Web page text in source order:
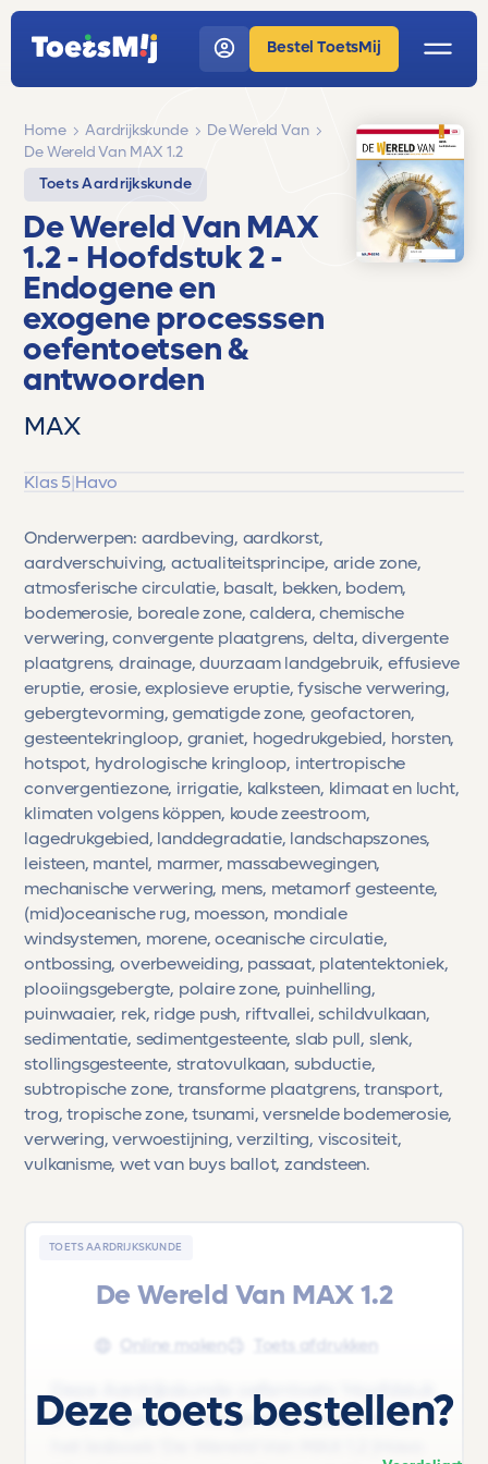
Bestel ToetsMij
Home Aardrijkskunde
De Wereld Van
De Wereld Van MAX 1.2
Toets Aardrijkskunde
De Wereld Van MAX
1.2- Hoofdstuk 2 -
Endogene en
exogene processsen
oefentoetsen &
antwoorden
MAX
Klas 5|Havo
Onderwerpen: aardbeving, aardkorst,
aardverschuiving, actualiteitsprincipe, aride zone,
atmosferische circulatie, basalt, bekken, bodem,
bodemerosie, boreale zone, caldera, chemische
verwering, convergente plaatgrens, delta, divergente
plaatgrens, drainage, duurzaam landgebruik, effusieve
eruptie, erosie, explosieve eruptie, fysische verwering,
gebergtevorming, gematigde zone, geofactoren,
gesteentekringloop, graniet, hogedrukgebied, horsten,
hotspot, hydrologische kringloop, intertropische
convergentiezone, irrigatie, kalksteen, klimaat en lucht,
klimaten volgens köppen, koude zeestroom,
lagedrukgebied, landdegradatie, landschapszones,
leisteen, mantel, marmer, massabewegingen,
mechanische verwering, mens, metamorf gesteente,
(mid)oceanische rug, moesson, mondiale
windsystemen, morene, oceanische circulatie,
ontbossing, overbeweiding, passaat, platentektoniek,
plooiingsgebergte, polaire zone, puinhelling,
puinwaaier, rek, ridge push, riftvallei, schildvulkaan,
sedimentatie, sedimentgesteente, slab pull, slenk,
stollingsgesteente, stratovulkaan, subductie,
subtropische zone, transforme plaatgrens, transport,
trog, tropische zone, tsunami, versnelde bodemerosie,
verwering, verwoestijning, verzilting, viscositeit,
vulkanisme, wet van buys ballot, zandsteen.
TOETS AARDRIJKSKUNDE
De Wereld Van MAX 1.2
Online maken Toets afdrukken
Deze Aardrijkskunde oefentoets 'Hoofdstuk
2 - Endogene en exogene processsen' uit
Deze toets bestellen?